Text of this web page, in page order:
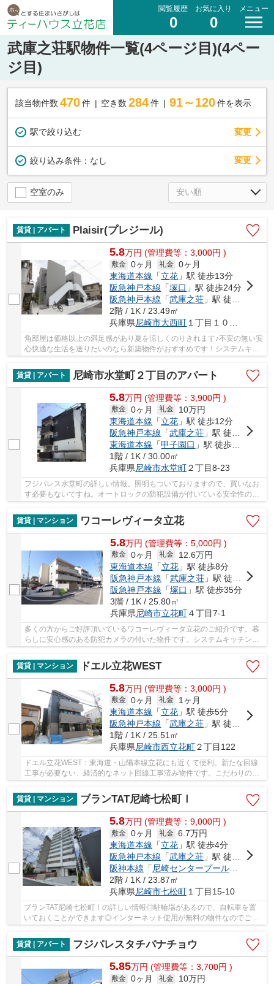
閲覧履歴
0
お気に入り
0
メニュー
武庫之荘駅物件一覧(4ページ目)(4ペー
ジ目)
該当物件数 470件 空き数 284 件 91～120 件を表示
駅で絞り込む 変更
絞り込み条件： なし 変更
空室のみ
賃貸 | アパート Plaisir(プレジール)
5.8万円 (管理費等：3,000円 )
敷金 0ヶ月 礼金 0ヶ月
東海道本線 「立花 」駅 徒歩13分
阪急神戸本線 「塚口 」駅 徒歩24分
阪急神戸本線 「武庫之荘 」駅 徒歩25分
2階 / 1K / 23.49㎡
兵庫県尼崎市大西町 １丁目１０－１０
角部屋は価格以上の満足感があり夏を涼しくのりきれます♪不安の無い安
心快適な生活を送りたいのなら新築物件がおすすめです！システムキッ
賃貸 | アパート
尼崎市水堂町２丁目のアパート
5.8万円 (管理費等：3,900円 )
敷金 0ヶ月 礼金
10万円
東海道本線 「立花 」駅 徒歩12分
阪急神戸本線 「武庫之荘 」駅 徒歩19分
東海道本線 「甲子園口 」駅 徒歩27分
1階 / 1K / 30.00㎡
兵庫県尼崎市水堂町２丁目8-23
フジパレス水堂町の詳しい情報。照明もついておりますので、買いなお
す必要もないですね。オートロックの防犯設備が付いている安全性の高
い物件です。快適な暮らしを守るTVインターホ...
賃貸 | マンション
ワコーレヴィータ立花
5.8万円 (管理費等：5,000円 )
敷金 0ヶ月 礼金
12.6万円
東海道本線 「立花」駅 徒歩8分
阪急神戸本線 「武庫之荘」駅 徒歩19分
阪急神戸本線 「塚口 」駅 徒歩35分
3階 / 1K / 25.80㎡
兵庫県尼崎市立花町４丁目7-1
多くの方からご好評頂いているワコーレヴィータ立花のご紹介です。暮
らしに安心感のある防犯カメラの付いた物件です。システムキッチンが
あり、お料理と後片付けが手早くできます。フ...
賃貸 | マンション
ドエル立花WEST
5.8万円 (管理費等：3,000円 )
敷金 0ヶ月 礼金
1ヶ月
東海道本線 「立花 」駅 徒歩5分
阪急神戸本線 「武庫之荘 」駅 徒歩27分
1階 / 1K / 25.51㎡
兵庫県尼崎市西立花町２丁目122
ドエル立花WEST：東海道・山陽本線立花にも近くて便利。新たな回線
工事が必要ない、経済的なネット回線工事済み物件です。こだわりのあ
る方も多い、独立洗面所のある物件となっていま...
賃貸 | マンション
ブランTAT尼崎七松町Ⅰ
5.8万円 (管理費等：9,000円 )
敷金 0ヶ月 礼金 6.7万円
東海道本線 「立花」駅 徒歩4分
阪急神戸本線 「武庫之荘」駅 徒歩31分
阪神本線 「尼崎センタープール前
2階 / 1K / 23.87㎡
兵庫県尼崎市七松町１丁目15-10
ブランTAT尼崎七松町Ⅰの詳しい情報◎駐輪場があるので、自転車を置
いておくことができます◎インターネット使用が無料の物件なのでご自
賃貸 | アパート
フジパレスタチバナチョウ
5.85万円 (管理費等：3,700円 )
敷金 0ヶ月 礼金
10万円